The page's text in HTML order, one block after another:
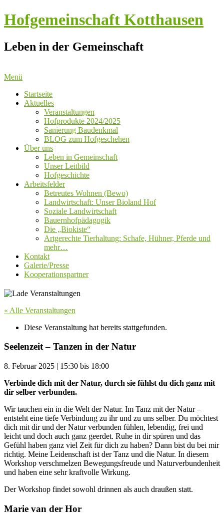
Hofgemeinschaft Kotthausen
Leben in der Gemeinschaft
Menü
Startseite
Aktuelles
Veranstaltungen
Hofprodukte 2024/2025
Sanierung Baudenkmal
BLOG zum Hofgeschehen
Über uns
Leben in Gemeinschaft
Unser Leitbild
Hofgeschichte
Arbeitsfelder
Betreutes Wohnen (Bewo)
Landwirtschaft: Unser Bioland Hof
Soziale Landwirtschaft
Bauernhofpädagogik
Die „Biokiste“
Artgerechte Tierhaltung: Schafe, Hühner, Pferde und
mehr…
Kontakt
Galerie/Presse
Kooperationspartner
« Alle Veranstaltungen
Diese Veranstaltung hat bereits stattgefunden.
Seelenzeit – Tanzen in der Natur
8. Februar 2025 | 15:30 bis 18:00
Verbinde dich mit der Natur, durch sie fühlst du dich ganz mit
dir selber verbunden.
Wir tauchen ein in die Welt der Natur. Im Tanz mit der Natur –
entsteht eine tiefe Verbindung zu ihr und zu uns selber. Du möchtest
dich mit dir und der Natur verbunden fühlen, lebendig, frei und
leicht und doch auch ganz geerdet. Ruhe in dir spüren und das
Gefühl haben ganz viel Zeit für dich zu haben? Dann bist du bei mir
richtig. Meine Leidenschaft ist der Tanz und die Natur. In diesem
Workshop verschmelzen Bewegungsfreude und Naturverbundenheit
und haben eine sehr kraftvolle Wirkung.
Der Workshop findet sowohl drinnen als auch draußen statt.
Marie van der Hor